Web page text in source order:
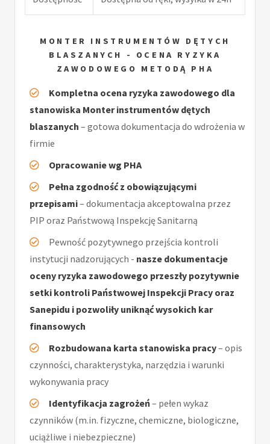
MONTER INSTRUMENTÓW DĘTYCH
BLASZANYCH - OCENA RYZYKA
ZAWODOWEGO METODĄ PHA
Kompletna ocena ryzyka zawodowego dla
stanowiska Monter instrumentów dętych
blaszanych – gotowa dokumentacja do wdrożenia w
firmie
Opracowanie wg PHA
Pełna zgodność z obowiązującymi
przepisami– dokumentacja akceptowalna przez
PIP oraz Państwową Inspekcję Sanitarną
Pewność pozytywnego przejścia kontroli
instytucji nadzorujących - nasze dokumentacje
oceny ryzyka zawodowego przeszły pozytywnie
setki kontroli Państwowej Inspekcji Pracy oraz
Sanepidu i pozwoliły uniknąć wysokich kar
finansowych
Rozbudowana karta stanowiska pracy– opis
czynności, charakterystyka, narzędzia i warunki
wykonywania pracy
Identyfikacja zagrożeń– pełen wykaz
czynników (m.in. fizyczne, chemiczne, biologiczne,
uciążliwe i niebezpieczne)